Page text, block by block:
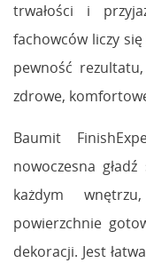
trwałości i
fachowców liczy
pewność
zdrowe,
Baumit
nowoczesna
każdym
powierzchnie
dekoracji. Jest